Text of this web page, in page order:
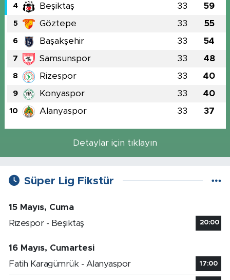
4 Beşiktaş 33 59
5 Göztepe 33 55
6 Başakşehir 33 54
7 Samsunspor 33 48
8 Rizespor 33 40
9 Konyaspor 33 40
10 Alanyaspor 33 37
Detaylar için tıklayın
Süper Lig Fikstür
15 Mayıs, Cuma
Rizespor - Beşiktaş
20:00
16 Mayıs, Cumartesi
Fatih Karagümrük - Alanyaspor
17:00